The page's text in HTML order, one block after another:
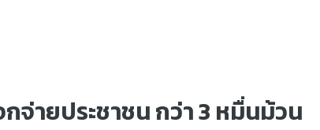
จ่ายประชาชน กว่า 3 หมื่นม้วน